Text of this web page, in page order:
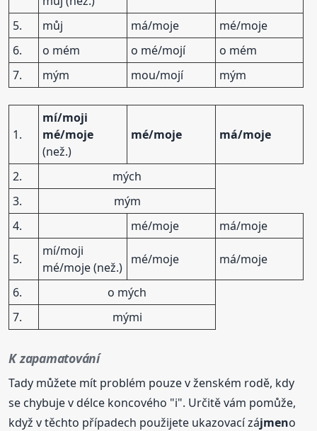
5.
můj má/moje
mé/moje
6.
o mém o mé/mojí
o mém
7.
mým mou/mojí mým
1.
mí/moji
mé/moje
(než.)
mé/moje má/moje
2.
mých
3.
mým
4.
mé/moje má/moje
5.
mí/moji
mé/moje (než.)
mé/moje má/moje
6.
o mých
7.
mými
K zapamatování
Tady můžete mít problém pouze v ženském rodě, kdy
se chybuje v délce koncového "i". Určitě vám pomůže,
když v těchto případech použijete ukazovací zájmeno